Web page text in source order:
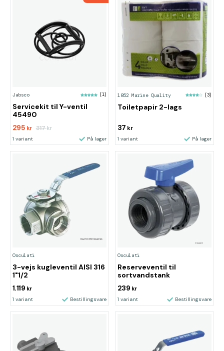
Jabsco (1)
Servicekit til Y-ventil
45490
295 kr 317kr
1 variant På lager
1852 Marine Quality (3)
Toiletpapir 2-lags
37 kr
1 variant På lager
Osculati
3-vejs kugleventil AISI 316
1"1/2
1.119 kr
1 variant Bestillingsvare
Osculati
Reserveventil til
sortvandstank
239 kr
1 variant Bestillingsvare